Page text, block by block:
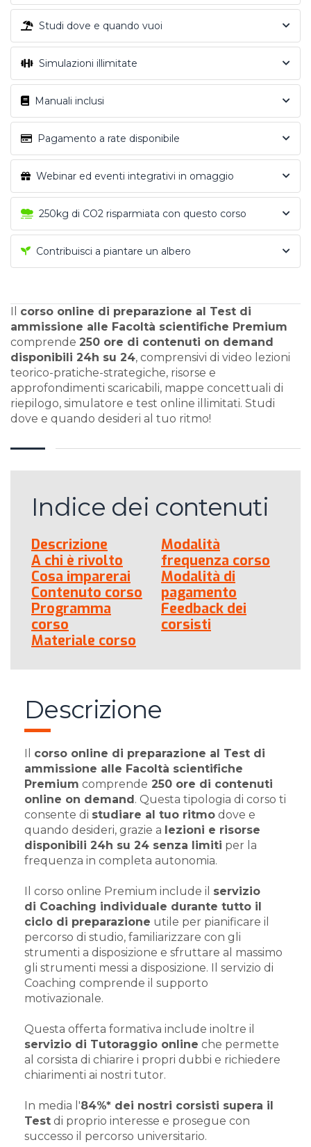
Studi dove e quando vuoi
Simulazioni illimitate
Manuali inclusi
Pagamento a rate disponibile
Webinar ed eventi integrativi in omaggio
250kg di CO2 risparmiata con questo corso
Contribuisci a piantare un albero
corso online di preparazione al Test di
ammissione alle Facoltà scientifiche Premium
comprende 250 ore di contenuti on demand
disponibili 24h su 24, comprensivi di video lezioni
teorico-pratiche-strategiche, risorse e
approfondimenti scaricabili, mappe concettuali di
riepilogo, simulatore e test online illimitati. Studi
dove e quando desideri al tuo ritmo!
Indice dei contenuti
Descrizione
A chi è rivolto
Cosa imparerai
Contenuto corso
Programma
corso
Materiale corso
Modalità
frequenza corso
Modalità di
pagamento
Feedback dei
corsisti
Descrizione
corso online di preparazione al Test di
ammissione alle Facoltà scientifiche
Premium comprende 250 ore di contenuti
online on demand . Questa tipologia di corso ti
consente di studiare al tuo ritmo dove e
quando desideri, grazie a lezioni e risorse
disponibili 24h su 24 senza limiti per la
frequenza in completa autonomia.
Il corso online Premium include il servizio
di Coaching individuale durante tutto il
ciclo di preparazione utile per pianificare il
percorso di studio, familiarizzare con gli
strumenti a disposizione e sfruttare al massimo
gli strumenti messi a disposizione. Il servizio di
Coaching comprende il supporto
motivazionale.
Questa offerta formativa include inoltre il
servizio di Tutoraggio online che permette
al corsista di chiarire i propri dubbi e richiedere
chiarimenti ai nostri tutor.
In media l'84%* dei nostri corsisti supera il
Test di proprio interesse e prosegue con
successo il percorso universitario.